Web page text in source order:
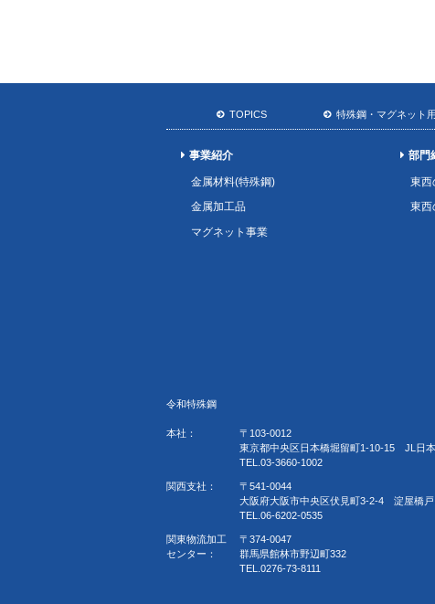
TOPICS 特殊鋼・マグネット
事業紹介
金属材料(特殊鋼)
金属加工品
マグネット事業
部門
東西
東西
令和特殊鋼
本社：
〒103-0012
東京都中央区日本橋堀留町1-10-15 JL日
TEL.03-3660-1002
関西支社：
〒541-0044
大阪府大阪市中央区伏見町3-2-4 淀屋橋戸
TEL.06-6202-0535
関東物流加工
センター：
〒374-0047
群馬県館林市野辺町332
TEL.0276-73-8111